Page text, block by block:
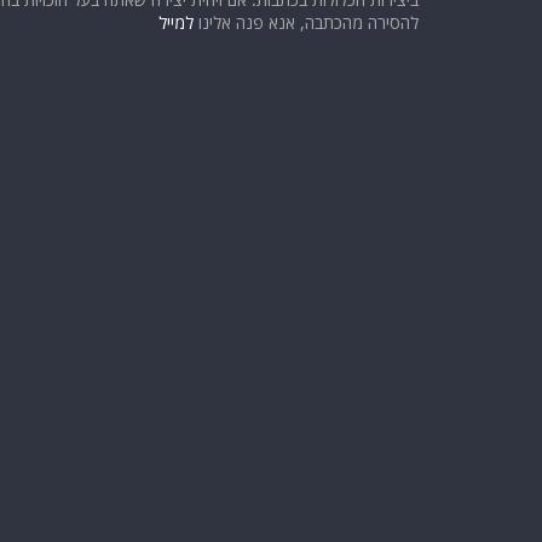
להסירה מהכתבה, אנא פנה אלינו למייל